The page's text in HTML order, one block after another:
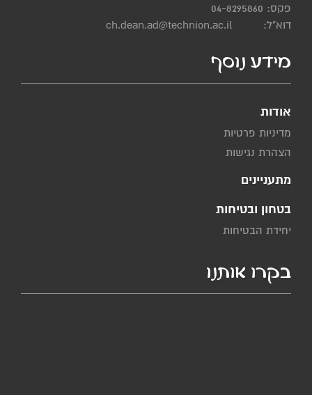
פקס: 04-8295860
דוא"ל:
ch.dean.ad@technion.ac.il
מידע נוסף
אודות
מדיניות פרטיות
הצהרת נגישות
מתעניינים
בטחון ובטיחות
יחידת הבטיחות
בקרו אותנו